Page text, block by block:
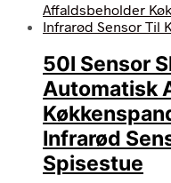
50l Sensor
Automatisk
Infrarød
Spisestue